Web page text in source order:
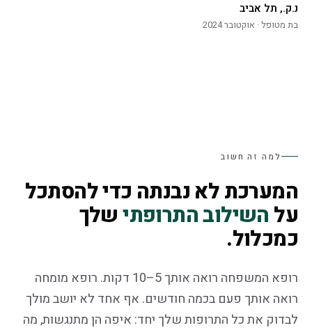
נ.ק., תל אביב
בת מטופל · אוקטובר 2024
למה זה חשוב
המערכת לא נבנתה כדי להסתכל
על השילוב התרופתישלך
כמכלול.
רופא המשפחה רואה אותך 5–10 דקות. רופא מומחה
רואה אותך פעם בכמה חודשים. אף אחד לא יושב מולך
לבדוק את כל התרופות שלך יחד: איפה הן מתנגשות, מה